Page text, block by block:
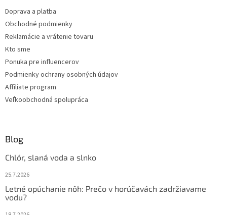
Doprava a platba
Obchodné podmienky
Reklamácie a vrátenie tovaru
Kto sme
Ponuka pre influencerov
Podmienky ochrany osobných údajov
Affiliate program
Veľkoobchodná spolupráca
Blog
Chlór, slaná voda a slnko
25.7.2026
Letné opúchanie nôh: Prečo v horúčavách zadržiavame
vodu?